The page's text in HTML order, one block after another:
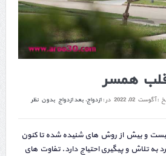
قلب همسر
:آگوست 02, 2022 در :ازدواج, بعد ازدواج بدون نظر
و بیش از روش های شنیده شده تا کنون
به تلاش و پیگیری احتیاج دارد. تفاوت های